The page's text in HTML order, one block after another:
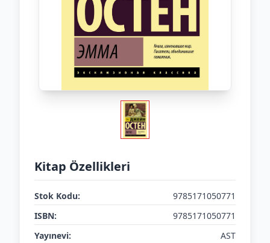
Kitap Özellikleri
Stok Kodu:
9785171050771
ISBN:
9785171050771
Yayınevi:
AST